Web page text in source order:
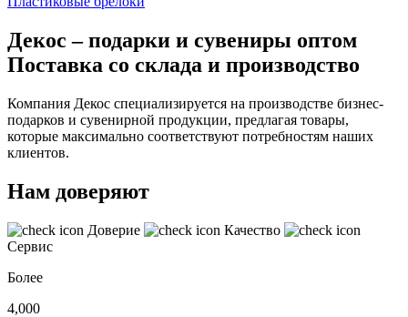
Декос – подарки и сувениры оптом
Поставка со склада и производство
Компания Декос специализируется на производстве бизнес-
подарков и сувенирной продукции, предлагая товары,
которые максимально соответствуют потребностям наших
клиентов.
Нам доверяют
Доверие
Качество
Сервис
Более
4,000